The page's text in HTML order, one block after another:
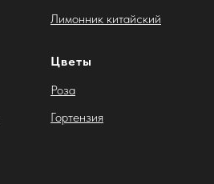
Лимонник китайский
Цветы
Роза
Гортензия